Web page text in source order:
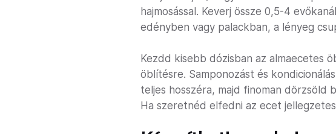
hajmosással. Keverj össze 0,5-4
edényben vagy palackban, a lényeg
Kezdd kisebb dózisban az almaecetes
öblítésre. Samponozást és
teljes hosszéra, majd finoman
Ha szeretnéd elfedni az ecet